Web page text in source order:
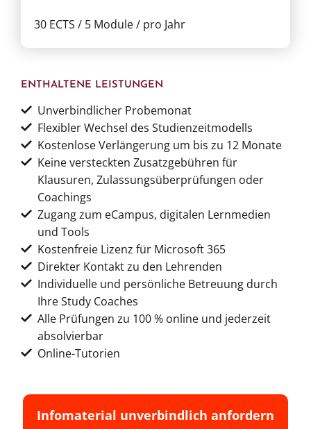
30 ECTS / 5 Module / pro Jahr
ENTHALTENE LEISTUNGEN
Unverbindlicher Probemonat
Flexibler Wechsel des Studienzeitmodells
Kostenlose Verlängerung um bis zu 12 Monate
Keine versteckten Zusatzgebühren für
Klausuren, Zulassungsüberprüfungen oder
Coachings
Zugang zum eCampus, digitalen Lernmedien
und Tools
Kostenfreie Lizenz für Microsoft 365
Direkter Kontakt zu den Lehrenden
Individuelle und persönliche Betreuung durch
Ihre Study Coaches
Alle Prüfungen zu 100 % online und jederzeit
absolvierbar
Online-Tutorien
Infomaterial unverbindlich anfordern